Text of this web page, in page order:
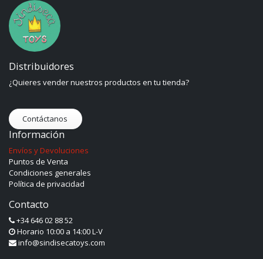
Distribuidores
¿Quieres vender nuestros productos en tu tienda?
Contáctanos
Información
Envíos y Devoluciones
Puntos de Venta
Condiciones generales
Política de privacidad
Contacto
+34 646 02 88 52
Horario 10:00 a 14:00 L-V
info@sindisecatoys.com